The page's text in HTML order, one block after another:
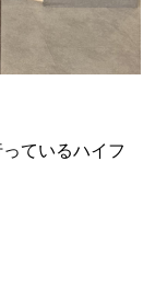
ているハイフ